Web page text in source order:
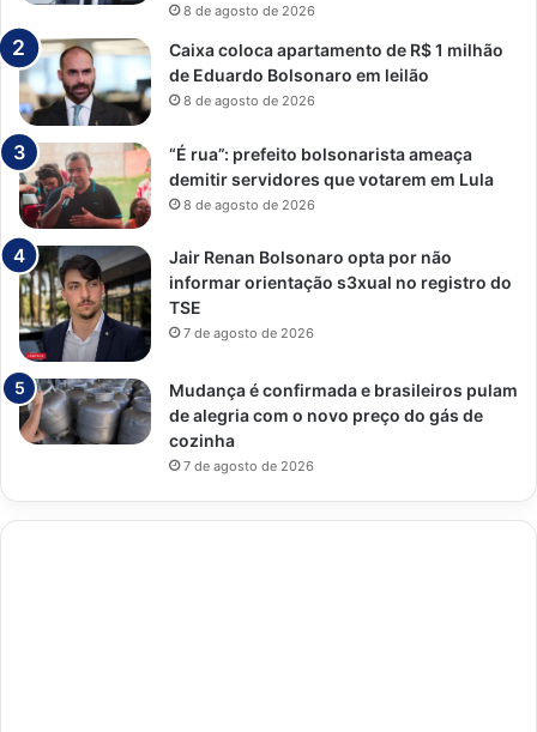
8 de agosto de 2026
Caixa coloca apartamento de R$ 1 milhão
de Eduardo Bolsonaro em leilão
8 de agosto de 2026
“É rua”: prefeito bolsonarista ameaça
demitir servidores que votarem em Lula
8 de agosto de 2026
Jair Renan Bolsonaro opta por não
informar orientação s3xual no registro do
TSE
7 de agosto de 2026
Mudança é confirmada e brasileiros pulam
de alegria com o novo preço do gás de
cozinha
7 de agosto de 2026